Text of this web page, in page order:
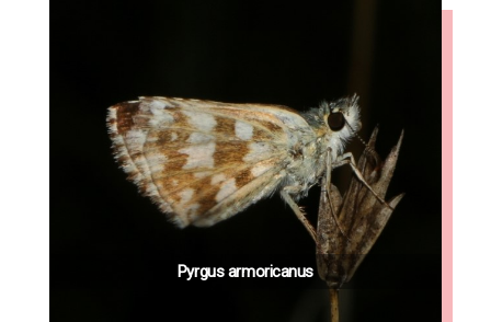
Pyrgus armoricanus